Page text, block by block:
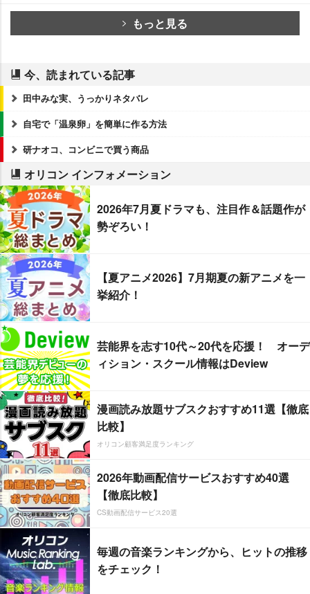
もっと見る
今、読まれている記事
田中みな実、うっかりネタバレ
自宅で「温泉卵」を簡単に作る方法
研ナオコ、コンビニで買う商品
オリコン インフォメーション
2026年7月夏ドラマも、注目作＆話題作が
勢ぞろい！
【夏アニメ2026】7月期夏の新アニメを一
挙紹介！
芸能界を志す10代～20代を応援！ オーデ
ィション・スクール情報はDeview
漫画読み放題サブスクおすすめ11選【徹底
比較】
オリコン顧客満足度ランキング
2026年動画配信サービスおすすめ40選
【徹底比較】
CS動画配信サービス20選
毎週の音楽ランキングから、ヒットの推移
をチェック！